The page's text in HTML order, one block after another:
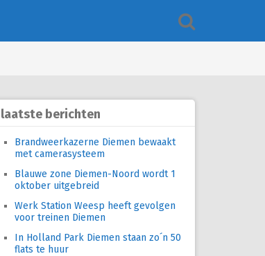
laatste berichten
Brandweerkazerne Diemen bewaakt
met camerasysteem
Blauwe zone Diemen-Noord wordt 1
oktober uitgebreid
Werk Station Weesp heeft gevolgen
voor treinen Diemen
In Holland Park Diemen staan zo´n 50
flats te huur